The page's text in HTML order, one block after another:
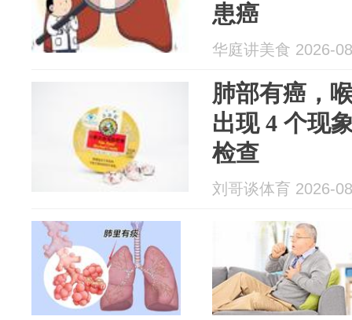
患癌
华庭讲美食 2026-
肺部有癌，
出现 4 个现
检查
刘哥谈体育 2026-